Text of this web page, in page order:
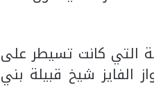
التي كانت تسيطر على
الفايز شيخ قبيلة بني